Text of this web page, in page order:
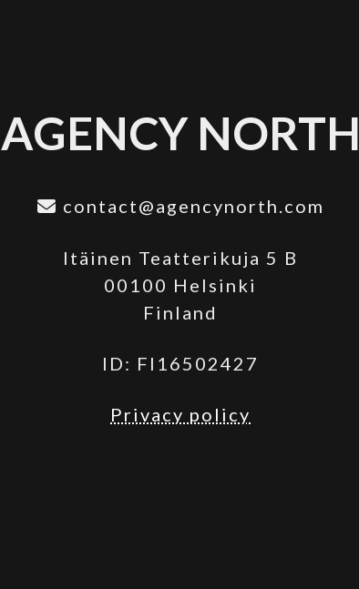
AGENCY NORTH
contact@agencynorth.com
Itäinen Teatterikuja 5 B
00100 Helsinki
Finland
ID: FI16502427
Privacy policy